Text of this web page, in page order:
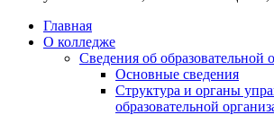
Главная
О колледже
Сведения об образовательной
Основные сведения
Структура и органы
образовательной